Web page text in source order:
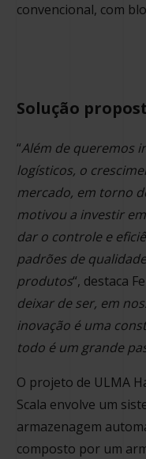
convencional, com
Solução
“Além de queremos
logísticos, o
mercado, em torno
motivou a investir
dar o controle e
padrões de
produtos“, destaca
deixar de ser, em
inovação é uma
todo é um grande
O projeto de ULMA
Scala envolve um
armazenagem
composto por um